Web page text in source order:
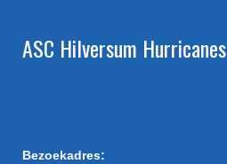
ASC Hilversum Hurricanes
Bezoekadres: